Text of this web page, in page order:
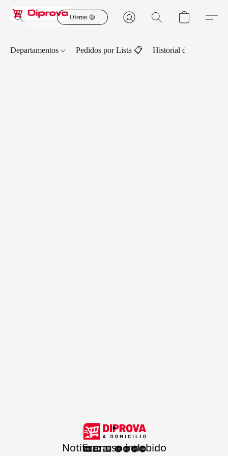
Ofertas 🟡
Departamentos Pedidos por Lista 📋 Historial de Pedidos
.
Notificar uso indebido